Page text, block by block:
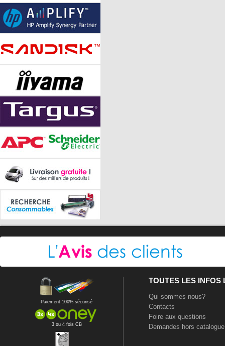
Paiement 100% sécurisé
3 ou 4 fois CB
TOUTES LES INFOS
Qui sommes nous?
Contacts
Foire aux questions
Demandes hors catalogue